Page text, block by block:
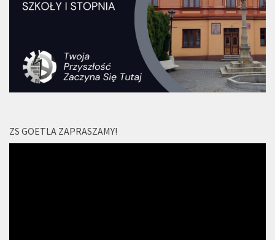
ZS GOETLA ZAPRASZAMY!